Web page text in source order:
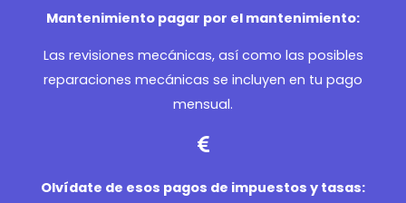
Mantenimiento pagar por el mantenimiento:
Las revisiones mecánicas, así como las posibles
reparaciones mecánicas se incluyen en tu pago
mensual.
Olvídate de esos pagos de impuestos y tasas: